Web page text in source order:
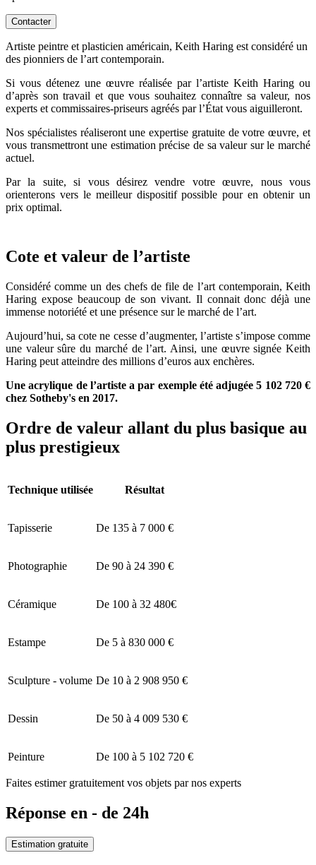
Contacter
Artiste peintre et plasticien américain, Keith Haring est considéré un
des pionniers de l’art contemporain.
Si vous détenez une œuvre réalisée par l’artiste Keith Haring ou
d’après son travail et que vous souhaitez connaître sa valeur, nos
experts et commissaires-priseurs agréés par l’État vous aiguilleront.
Nos spécialistes réaliseront une expertise gratuite de votre œuvre, et
vous transmettront une estimation précise de sa valeur sur le marché
actuel.
Par la suite, si vous désirez vendre votre œuvre, nous vous
orienterons vers le meilleur dispositif possible pour en obtenir un
prix optimal.
Cote et valeur de l’artiste
Considéré comme un des chefs de file de l’art contemporain, Keith
Haring expose beaucoup de son vivant. Il connait donc déjà une
immense notoriété et une présence sur le marché de l’art.
Aujourd’hui, sa cote ne cesse d’augmenter, l’artiste s’impose comme
une valeur sûre du marché de l’art. Ainsi, une œuvre signée Keith
Haring peut atteindre des millions d’euros aux enchères.
Une acrylique de l’artiste a par exemple été adjugée 5 102 720 €
chez Sotheby's en 2017.
Ordre de valeur allant du plus basique au
plus prestigieux
Technique utilisée Résultat
Tapisserie De 135 à 7 000 €
Photographie De 90 à 24 390 €
Céramique De 100 à 32 480€
Estampe De 5 à 830 000 €
Sculpture - volume De 10 à 2 908 950 €
Dessin De 50 à 4 009 530 €
Peinture De 100 à 5 102 720 €
Faites estimer gratuitement vos objets par nos experts
Réponse en - de 24h
Estimation gratuite